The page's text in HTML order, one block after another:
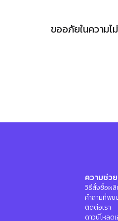
ขออภัยในความ
ความช่ว
วิธีสั่งซื้อผ
คำถามที่พบ
ติดต่อเรา
ดาวน์โหลด